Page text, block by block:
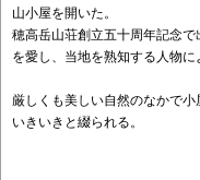
山小屋を開いた。
穂高岳山荘創立五十周年記念
を愛し、当地を熟知する人物に
厳しくも美しい自然のなかで
いきいきと綴られる。